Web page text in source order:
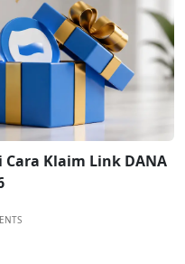
Klaim Link DANA